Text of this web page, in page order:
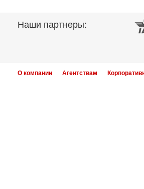
Наши партнеры:
О компании Агентствам